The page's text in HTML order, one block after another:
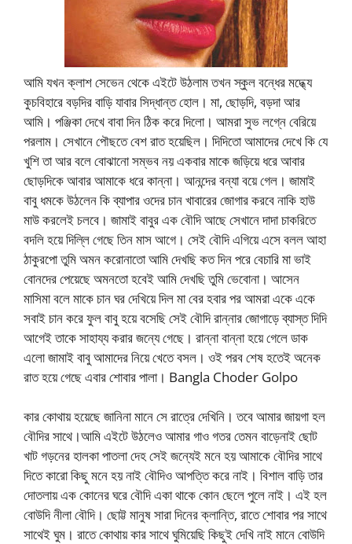
আমি যখন ক্লাশ সেভেন থেকে এইটে উঠলাম তখন স্কুল বন্ধের মদ্ধ্যে
কুচবিহারে বড়দির বাড়ি যাবার সিদ্ধান্ত হোল। মা, ছোড়দি, বড়দা আর
আমি। পঞ্জিকা দেখে বাবা দিন ঠিক করে দিলো। আমরা সুভ লগ্নে বেরিয়ে
পরলাম। সেখানে পৌছতে বেশ রাত হয়েছিল। দিদিতো আমাদের দেখে কি যে
খুশি তা আর বলে বোঝানো সম্ভব নয় একবার মাকে জড়িয়ে ধরে আবার
ছোড়দিকে আবার আমাকে ধরে কান্না। আনন্দের বন্যা বয়ে গেল। জামাই
বাবু ধমকে উঠলেন কি ব্যাপার ওদের চান খাবারের জোগার করবে নাকি হাউ
মাউ করলেই চলবে। জামাই বাবুর এক বৌদি আছে সেখানে দাদা চাকরিতে
বদলি হয়ে দিল্লি গেছে তিন মাস আগে। সেই বৌদি এগিয়ে এসে বলল আহা
ঠাকুরপো তুমি অমন করোনাতো আমি দেখছি কত দিন পরে বেচারি মা ভাই
বোনদের পেয়েছে অমনতো হবেই আমি দেখছি তুমি ভেবোনা। আসেন
মাসিমা বলে মাকে চান ঘর দেখিয়ে দিল মা বের হবার পর আমরা একে একে
সবাই চান করে ফুল বাবু হয়ে বসেছি সেই বৌদি রান্নার জোগাড়ে ব্যাস্ত দিদি
আগেই তাকে সাহায্য করার জন্যে গেছে। রান্না বান্না হয়ে গেলে ডাক
এলো জামাই বাবু আমাদের নিয়ে খেতে বসল। ওই পরব শেষ হতেই অনেক
রাত হয়ে গেছে এবার শোবার পালা। Bangla Choder Golpo
কার কোথায় হয়েছে জানিনা মানে সে রাত্রে দেখিনি। তবে আমার জায়গা হল
বৌদির সাথে।আমি এইটে উঠলেও আমার গাও গতর তেমন বাড়েনাই ছোট
খাট গড়নের হালকা পাতলা দেহ সেই জন্যেই মনে হয় আমাকে বৌদির সাথে
দিতে কারো কিছু মনে হয় নাই বৌদিও আপত্তি করে নাই। বিশাল বাড়ি তার
দোতলায় এক কোনের ঘরে বৌদি একা থাকে কোন ছেলে পুলে নাই। এই হল
বোউদি নীলা বৌদি। ছোট্ট মানুষ সারা দিনের ক্লান্তি, রাতে শোবার পর সাথে
সাথেই ঘুম। রাতে কোথায় কার সাথে ঘুমিয়েছি কিছুই দেখি নাই মানে বোউদি